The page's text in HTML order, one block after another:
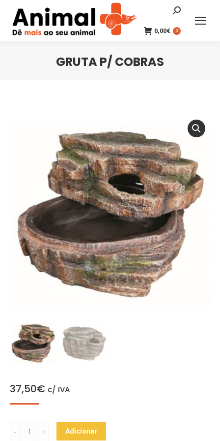
Search:
0,00€ 0
GRUTA P/ COBRAS
37,50€ c/ IVA
Gruta
Adicionar